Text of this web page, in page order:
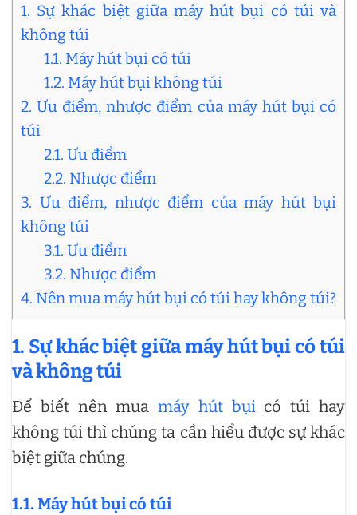
1. Sự khác biệt giữa máy hút bụi có túi và
không túi
1.1. Máy hút bụi có túi
1.2. Máy hút bụi không túi
2. Ưu điểm, nhược điểm của máy hút bụi có
túi
2.1. Ưu điểm
2.2. Nhược điểm
3. Ưu điểm, nhược điểm của máy hút bụi
không túi
3.1. Ưu điểm
3.2. Nhược điểm
4. Nên mua máy hút bụi có túi hay không túi?
1. Sự khác biệt giữa máy hút bụi có túi
và không túi
Để biết nên muamáy hút bụi có túi hay
không túi thì chúng ta cần hiểu được sự khác
biệt giữa chúng.
1.1. Máy hút bụi có túi